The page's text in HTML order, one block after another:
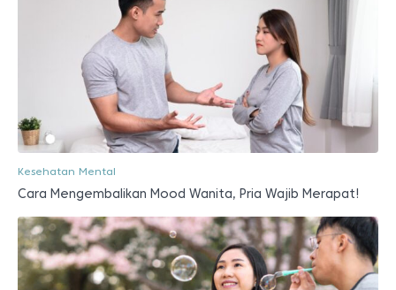
Kesehatan Mental
Cara Mengembalikan Mood Wanita, Pria Wajib Merapat!